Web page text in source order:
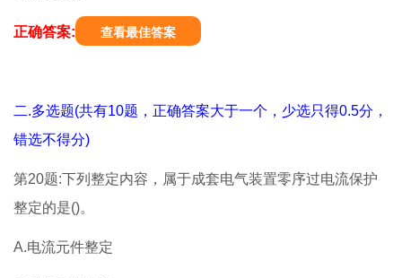
正确答案: 查看最佳答案
二.多选题(共有10题，正确答案大于一个，少选只得0.5分，
错选不得分)
第20题:下列整定内容，属于成套电气装置零序过电流保护
整定的是()。
A.电流元件整定